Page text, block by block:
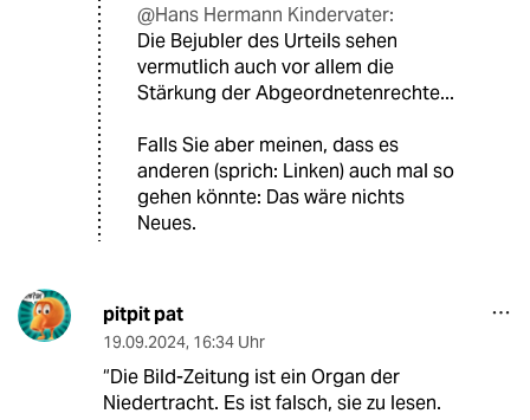
@Hans Hermann Kindervater:
Die Bejubler des Urteils sehen
vermutlich auch vor allem die
Stärkung der Abgeordnetenrechte...
Falls Sie aber meinen, dass es
anderen (sprich: Linken) auch mal so
gehen könnte: Das wäre nichts
Neues.
pitpit pat
19.09.2024, 16:34 Uhr
“Die Bild-Zeitung ist ein Organ der
Niedertracht. Es ist falsch, sie zu lesen.